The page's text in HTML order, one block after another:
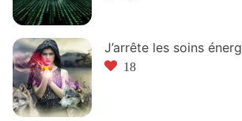
J’arrête les soins
18